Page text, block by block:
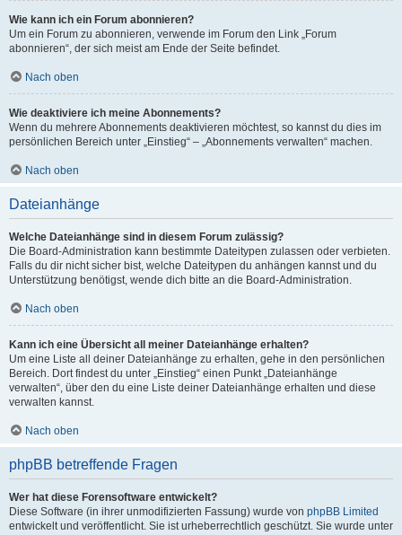
Wie kann ich ein Forum abonnieren?
Um ein Forum zu abonnieren, verwende im Forum den Link „Forum
abonnieren“, der sich meist am Ende der Seite befindet.
Nach oben
Wie deaktiviere ich meine Abonnements?
Wenn du mehrere Abonnements deaktivieren möchtest, so kannst du dies im
persönlichen Bereich unter „Einstieg“ – „Abonnements verwalten“ machen.
Nach oben
Dateianhänge
Welche Dateianhänge sind in diesem Forum zulässig?
Die Board-Administration kann bestimmte Dateitypen zulassen oder verbieten.
Falls du dir nicht sicher bist, welche Dateitypen du anhängen kannst und du
Unterstützung benötigst, wende dich bitte an die Board-Administration.
Nach oben
Kann ich eine Übersicht all meiner Dateianhänge erhalten?
Um eine Liste all deiner Dateianhänge zu erhalten, gehe in den persönlichen
Bereich. Dort findest du unter „Einstieg“ einen Punkt „Dateianhänge
verwalten“, über den du eine Liste deiner Dateianhänge erhalten und diese
verwalten kannst.
Nach oben
phpBB betreffende Fragen
Wer hat diese Forensoftware entwickelt?
Diese Software (in ihrer unmodifizierten Fassung) wurde von phpBB Limited
entwickelt und veröffentlicht. Sie ist urheberrechtlich geschützt. Sie wurde unter